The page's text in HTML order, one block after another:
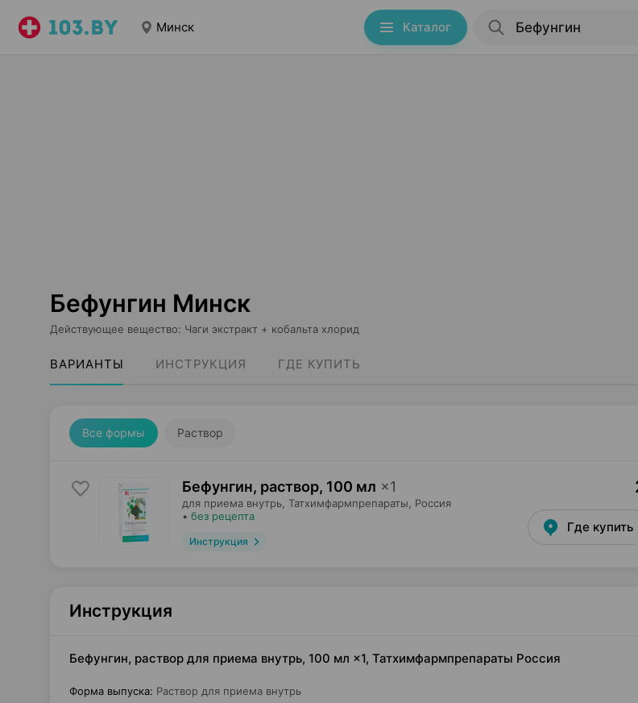
Минск Каталог
Бефунгин Минск
Действующее вещество: Чаги экстракт + кобальта хлорид
ВАРИАНТЫ ИНСТРУКЦИЯ ГДЕ КУПИТЬ
Все формы Раствор
Бефунгин, раствор, 100 мл ×1
для приема внутрь, Татхимфармпрепараты , Россия
• без рецепта
Инструкция
Где купить
Инструкция
Бефунгин, раствор для приема внутрь, 100 мл ×1, Татхимфармпрепараты Россия
Форма выпуска: Раствор для приема внутрь